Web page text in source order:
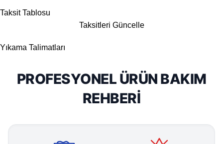
Taksit Tablosu
Taksitleri Güncelle
Yıkama Talimatları
PROFESYONEL ÜRÜN BAKIM
REHBERI